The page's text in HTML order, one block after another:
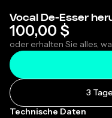
Vocal De-Esser
100,00 $
oder erhalten Sie alles,
3
Technische Daten